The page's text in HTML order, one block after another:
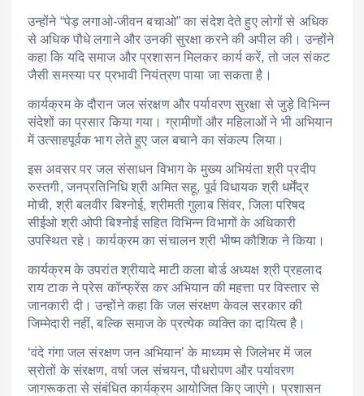
उन्होंने “पेड़ लगाओ-जीवन बचाओ” का संदेश देते हुए लोगों से अधिक
से अधिक पौधे लगाने और उनकी सुरक्षा करने की अपील की। उन्होंने
कहा कि यदि समाज और प्रशासन मिलकर कार्य करें, तो जल संकट
जैसी समस्या पर प्रभावी नियंत्रण पाया जा सकता है।
कार्यक्रम के दौरान जल संरक्षण और पर्यावरण सुरक्षा से जुड़े विभिन्न
संदेशों का प्रसार किया गया। ग्रामीणों और महिलाओं ने भी अभियान
में उत्साहपूर्वक भाग लेते हुए जल बचाने का संकल्प लिया।
इस अवसर पर जल संसाधन विभाग के मुख्य अभियंता श्री प्रदीप
रुस्तगी, जनप्रतिनिधि श्री अमित सहू, पूर्व विधायक श्री धर्मेंद्र
मोची, श्री बलवीर बिश्नोई, श्रीमती गुलाब सिंवर, जिला परिषद
सीईओ श्री ओपी बिश्नोई सहित विभिन्न विभागों के अधिकारी
उपस्थित रहे। कार्यक्रम का संचालन श्री भीष्म कौशिक ने किया।
कार्यक्रम के उपरांत श्रीयादे माटी कला बोर्ड अध्यक्ष श्री प्रहलाद
राय टाक ने प्रेस कॉन्फ्रेंस कर अभियान की महत्ता पर विस्तार से
जानकारी दी। उन्होंने कहा कि जल संरक्षण केवल सरकार की
जिम्मेदारी नहीं, बल्कि समाज के प्रत्येक व्यक्ति का दायित्व है।
‘वंदे गंगा जल संरक्षण जन अभियान’ के माध्यम से जिलेभर में जल
स्रोतों के संरक्षण, वर्षा जल संचयन, पौधरोपण और पर्यावरण
जागरूकता से संबंधित कार्यक्रम आयोजित किए जाएंगे। प्रशासन